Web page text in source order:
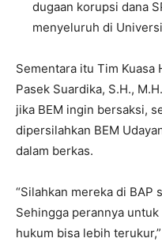
dugaan korupsi dana
menyeluruh di
Sementara itu Tim Kuasa
Pasek Suardika, S.H.,
jika BEM ingin bersaksi,
dipersilahkan BEM
dalam berkas.
“Silahkan mereka di BAP
Sehingga perannya
hukum bisa lebih